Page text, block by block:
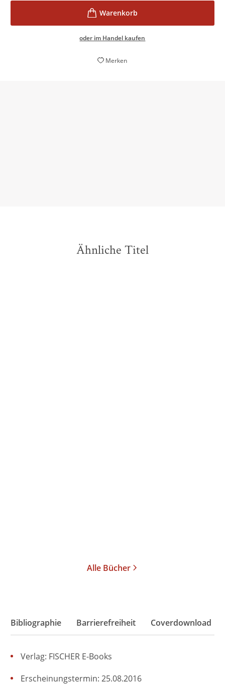
oder im Handel kaufen
Merken
Ähnliche Titel
Alle Bücher
Bibliographie Barrierefreiheit Coverdownload
Verlag: FISCHER E-Books
Erscheinungstermin: 25.08.2016